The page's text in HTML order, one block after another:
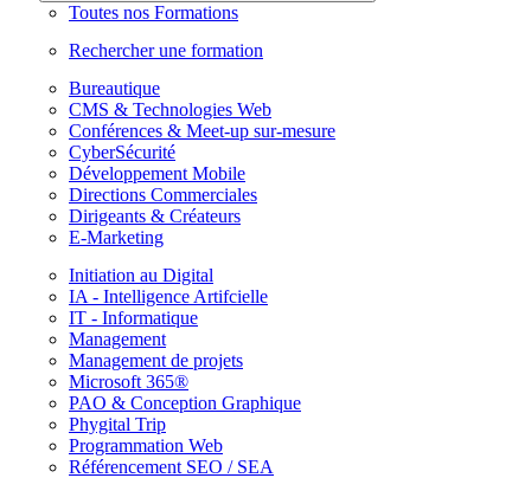
Toutes nos Formations
Rechercher une formation
Bureautique
CMS & Technologies Web
Conférences & Meet-up sur-mesure
CyberSécurité
Développement Mobile
Directions Commerciales
Dirigeants & Créateurs
E-Marketing
Initiation au Digital
IA - Intelligence Artifcielle
IT - Informatique
Management
Management de projets
Microsoft 365®
PAO & Conception Graphique
Phygital Trip
Programmation Web
Référencement SEO / SEA